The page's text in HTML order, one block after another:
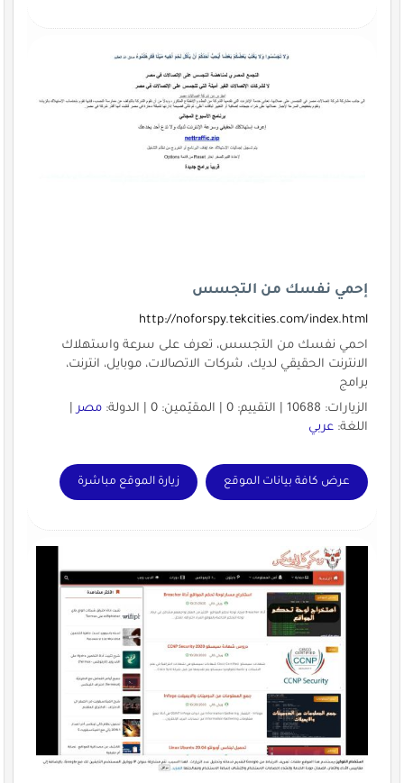
إحمي نفسك من التجسس
http://noforspy.tekcities.com/index.html
احمي نفسك من التجسس، تعرف على سرعة واستهلاك
الانترنت الحقيقي لديك، شركات الاتصالات، موبايل، انترنت،
برامج
الزيارات: 10688 | التقييم: 0 | المقيّمين: 0 | الدولة:
مصر|
اللغة: عربي
عرض كافة بيانات الموقع زيارة الموقع مباشرة